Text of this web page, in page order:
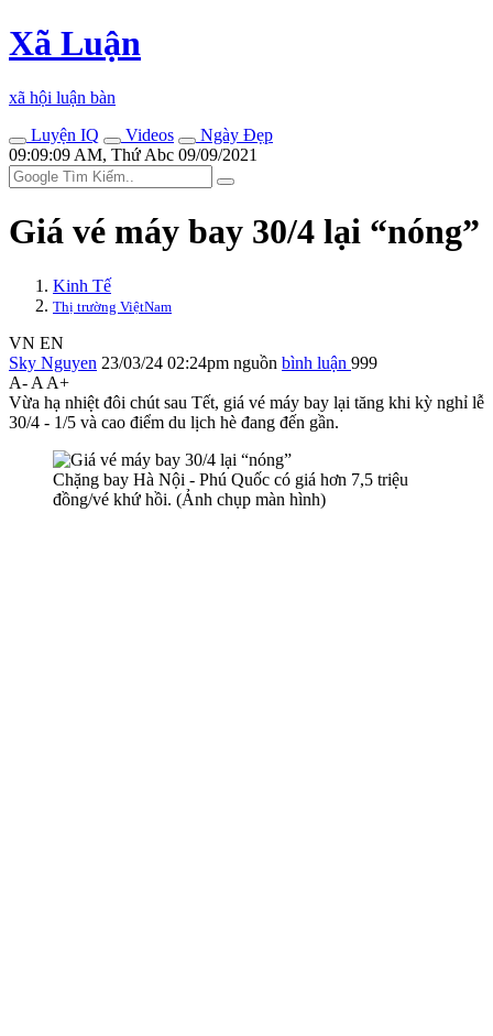
Xã Luận
xã hội luận bàn
Luyện IQ
Videos
Ngày Đẹp
09:09:09 AM, Thứ Abc 09/09/2021
Giá vé máy bay 30/4 lại “nóng”
Kinh Tế
Thị trường ViệtNam
VN EN
Sky Nguyen 23/03/24 02:24pm nguồn bình luận 999
A- A A+
Vừa hạ nhiệt đôi chút sau Tết, giá vé máy bay lại tăng khi kỳ nghỉ lễ
30/4 - 1/5 và cao điểm du lịch hè đang đến gần.
Chặng bay Hà Nội - Phú Quốc có giá hơn 7,5 triệu
đồng/vé khứ hồi. (Ảnh chụp màn hình)